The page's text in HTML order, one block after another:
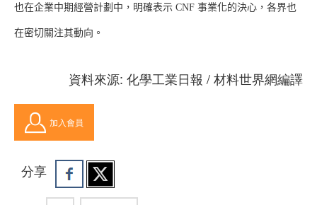
也在企業中期經營計劃中，明確表示 CNF 事業化的決心，各界也
在密切關注其動向。
資料來源: 化學工業日報 / 材料世界網編譯
加入會員
分享